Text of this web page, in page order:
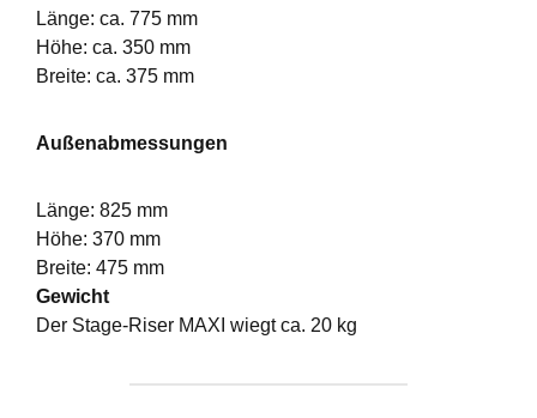
Länge: ca. 775 mm
Höhe: ca. 350 mm
Breite: ca. 375 mm
Außenabmessungen
Länge: 825 mm
Höhe: 370 mm
Breite: 475 mm
Gewicht
Der Stage-Riser MAXI wiegt ca. 20 kg